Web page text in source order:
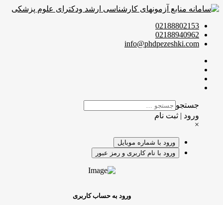
02188802153
02188940962
info@phdpezeshki.com
جستجو
ورود | ثبت نام
ورود با شماره موبایل
ورود با نام کاربری و رمز عبور
ورود به حساب کاربری